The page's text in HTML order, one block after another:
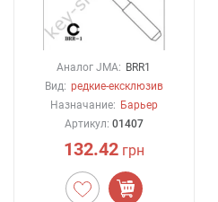
Аналог JMA: BRR1
Вид: редкие-ексклюзив
Назначание: Барьер
Артикул: 01407
132.42грн